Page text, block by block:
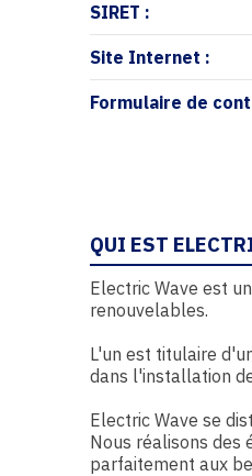
SIRET :
Site Internet :
Formulaire de
QUI EST
Electric Wave est
renouvelables.
L'un est titulaire
dans l'installation
Electric Wave se
Nous réalisons des
parfaitement aux